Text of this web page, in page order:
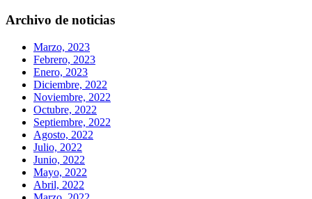
Archivo de noticias
Marzo, 2023
Febrero, 2023
Enero, 2023
Diciembre, 2022
Noviembre, 2022
Octubre, 2022
Septiembre, 2022
Agosto, 2022
Julio, 2022
Junio, 2022
Mayo, 2022
Abril, 2022